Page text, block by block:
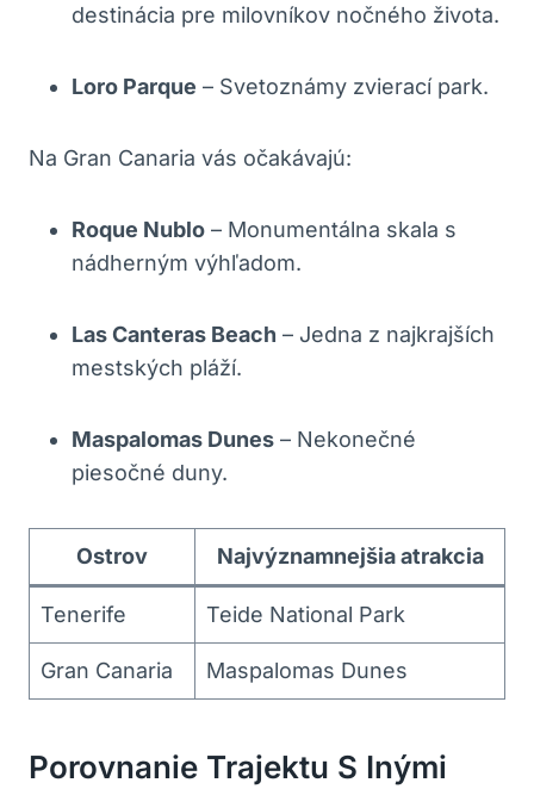
destinácia pre milovníkov nočného života.
Loro Parque – Svetoznámy zvierací park.
Na Gran Canaria vás očakávajú:
Roque Nublo – Monumentálna skala s
nádherným výhľadom.
Las Canteras Beach – Jedna z najkrajších
mestských pláží.
Maspalomas Dunes – Nekonečné
piesočné duny.
Ostrov Najvýznamnejšia atrakcia
Tenerife Teide National Park
Gran Canaria Maspalomas Dunes
Porovnanie Trajektu S Inými